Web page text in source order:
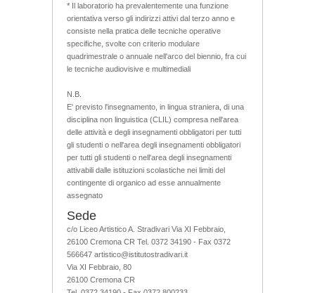
* Il laboratorio ha prevalentemente una funzione
orientativa verso gli indirizzi attivi dal terzo anno e
consiste nella pratica delle tecniche operative
specifiche, svolte con criterio modulare
quadrimestrale o annuale nell'arco del biennio, fra cui
le tecniche audiovisive e multimediali
N.B.
E' previsto l'insegnamento, in lingua straniera, di una
disciplina non linguistica (CLIL) compresa nell'area
delle attività e degli insegnamenti obbligatori per tutti
gli studenti o nell'area degli insegnamenti obbligatori
per tutti gli studenti o nell'area degli insegnamenti
attivabili dalle istituzioni scolastiche nei limiti del
contingente di organico ad esse annualmente
assegnato
Sede
c/o Liceo Artistico A. Stradivari Via XI Febbraio,
26100 Cremona CR Tel. 0372 34190 - Fax 0372
566647 artistico@istitutostradivari.it
Via XI Febbraio, 80
26100 Cremona CR